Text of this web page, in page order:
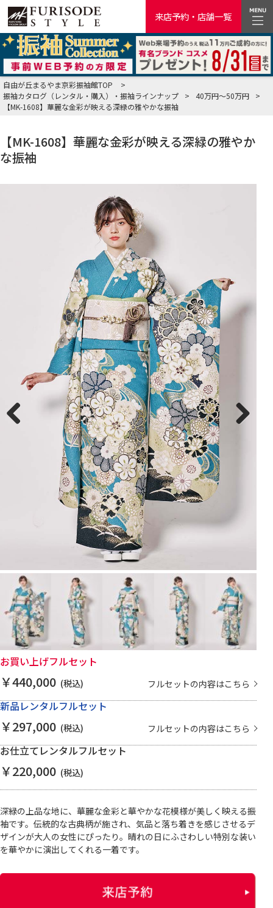
来店予約・店舗一覧
自由が丘まるやま京彩振袖館TOP
>
振袖カタログ（レンタル・購入）・振袖ラインナップ
> 40万円～50万円
>
【MK-1608】華麗な金彩が映える深緑の雅やかな振袖
【MK-1608】華麗な金彩が映える深緑の雅やか
な振袖
お買い上げフルセット
￥440,000 (税込) フルセットの内容はこちら
新品レンタルフルセット
￥297,000 (税込) フルセットの内容はこちら
お仕立てレンタルフルセット
￥220,000 (税込)
深緑の上品な地に、華麗な金彩と華やかな花模様が美しく映える振
袖です。伝統的な古典柄が施され、気品と落ち着きを感じさせるデ
ザインが大人の女性にぴったり。晴れの日にふさわしい特別な装い
を華やかに演出してくれる一着です。